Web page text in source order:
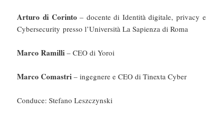
Arturo di Corinto – docente di Identità digitale, privacy e
Cybersecurity presso l’Università La Sapienza di Roma
Marco Ramilli – CEO di Yoroi
Marco Comastri – ingegnere e CEO di Tinexta Cyber
Conduce: Stefano Leszczynski